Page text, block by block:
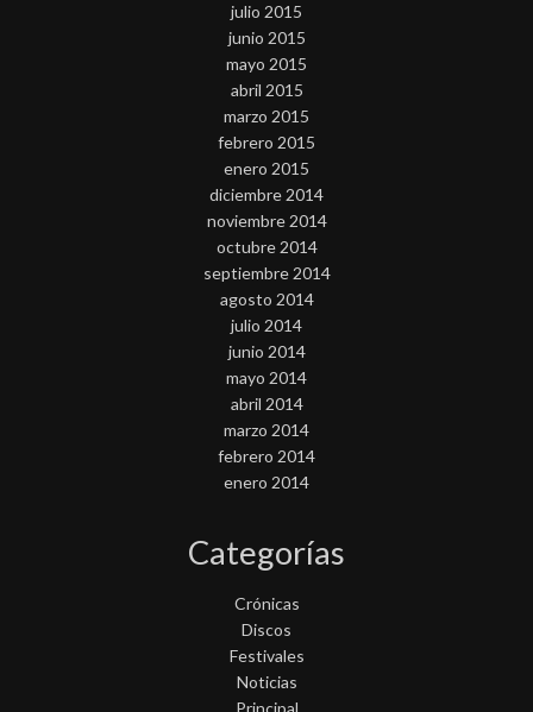
julio 2015
junio 2015
mayo 2015
abril 2015
marzo 2015
febrero 2015
enero 2015
diciembre 2014
noviembre 2014
octubre 2014
septiembre 2014
agosto 2014
julio 2014
junio 2014
mayo 2014
abril 2014
marzo 2014
febrero 2014
enero 2014
Categorías
Crónicas
Discos
Festivales
Noticias
Principal